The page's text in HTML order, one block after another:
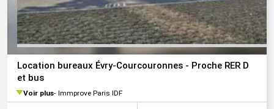
Location bureaux Évry-Courcouronnes - Proche RER D
et bus
Voir plus Immprove Paris IDF